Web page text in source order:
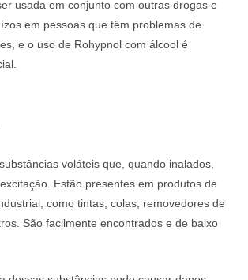
usada em conjunto com outras drogas e
em pessoas que têm problemas de
e o uso de Rohypnol com álcool é
voláteis que, quando inalados,
Estão presentes em produtos de
como tintas, colas, removedores de
São facilmente encontrados e de baixo